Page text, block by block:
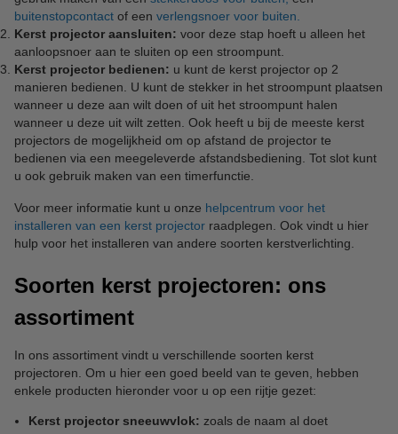
buitenstopcontact of een verlengsnoer voor buiten.
Kerst projector aansluiten: voor deze stap hoeft u alleen het
aanloopsnoer aan te sluiten op een stroompunt.
Kerst projector bedienen: u kunt de kerst projector op 2
manieren bedienen. U kunt de stekker in het stroompunt plaatsen
wanneer u deze aan wilt doen of uit het stroompunt halen
wanneer u deze uit wilt zetten. Ook heeft u bij de meeste kerst
projectors de mogelijkheid om op afstand de projector te
bedienen via een meegeleverde afstandsbediening. Tot slot kunt
u ook gebruik maken van een timerfunctie.
Voor meer informatie kunt u onze helpcentrum voor het
installeren van een kerst projector raadplegen. Ook vindt u hier
hulp voor het installeren van andere soorten kerstverlichting.
Soorten kerst projectoren: ons
assortiment
In ons assortiment vindt u verschillende soorten kerst
projectoren. Om u hier een goed beeld van te geven, hebben
enkele producten hieronder voor u op een rijtje gezet:
Kerst projector sneeuwvlok: zoals de naam al doet